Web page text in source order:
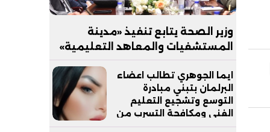
وزير الصحة يتابع تنفيذ «مدينة
المستشفيات والمعاهد التعليمية»
بالعاصمة الجديدة
ايما الجوهري تطالب اعضاء
البرلمان بتبني مبادرة
التوسع وتشجيع التعليم
الفني ومكافحة التسرب من
التعليم